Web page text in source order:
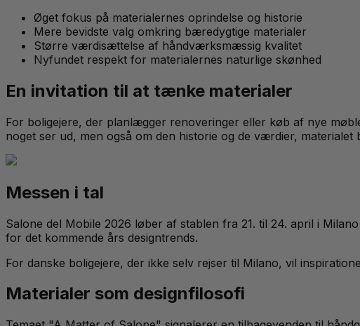
Øget fokus på materialernes oprindelse og historie
Mere bevidste valg omkring bæredygtige materialer
Større værdisættelse af håndværksmæssig kvalitet
Nyfundet respekt for materialernes naturlige skønhed
En invitation til at tænke materialer
For boligejere, der planlægger renoveringer eller køb af nye
noget ser ud, men også om den historie og de værdier, materialet
Messen i tal
Salone del Mobile 2026 løber af stablen fra 21. til 24. april i
for det kommende års designtrends.
For danske boligejere, der ikke selv rejser til Milano, vil
Materialer som designfilosofi